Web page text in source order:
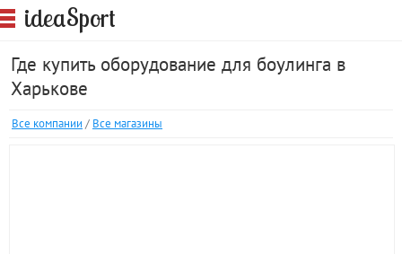
ideaSport
Где купить оборудование для боулинга в
Харькове
Все компании / Все магазины